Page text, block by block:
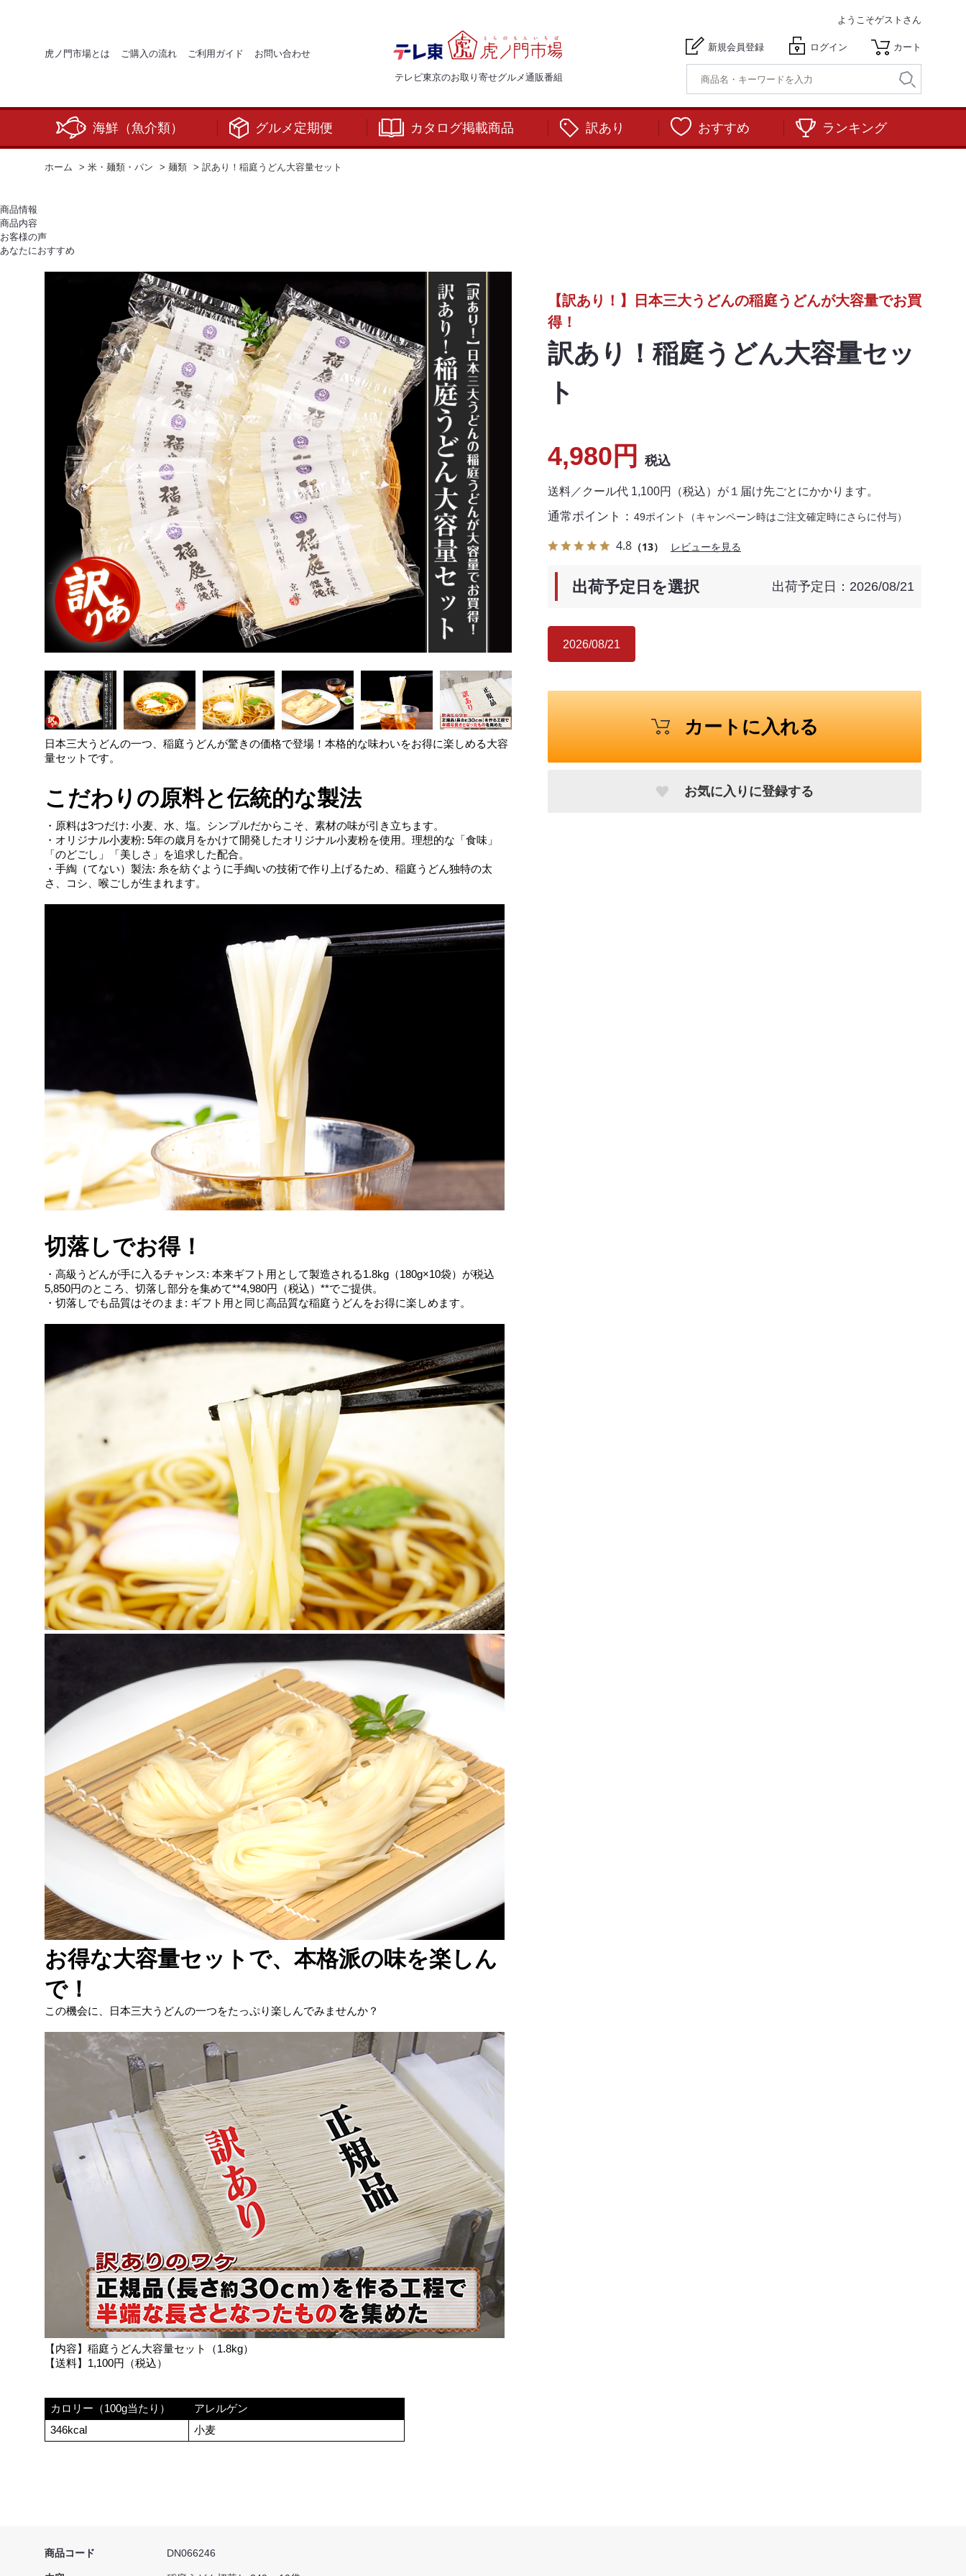
虎ノ門市場とは ご購入の流れ ご利用ガイド お問い合わせ
テレビ東京のお取り寄せグルメ通販番組
ようこそゲストさん
新規会員登録 ログイン カート
海鮮（魚介類） グルメ定期便 カタログ掲載商品 訳あり おすすめ ランキング
ホーム > 米・麺類・パン > 麺類 > 訳あり！稲庭うどん大容量セット
商品情報
商品内容
お客様の声
あなたにおすすめ
日本三大うどんの一つ、 稲庭うどんが驚きの価格で登場！本格的な味わいをお得に楽しめる大容
量セットです。
こだわりの原料と伝統的な製法
・原料は3つだけ: 小麦、水、塩。シンプルだからこそ、素材の味が引き立ちます。
・オリジナル小麦粉: 5年の歳月をかけて開発したオリジナル小麦粉を使用。理想的な「食味」
「のどごし」「美しさ」を追求した配合。
・手綯（てない）製法: 糸を紡ぐように手綯いの技術で作り上げるため、稲庭うどん独特の太
さ、コシ、喉ごしが生まれます。
切落しでお得！
・高級うどんが手に入るチャンス: 本来ギフト用として製造される1.8kg（180g×10袋）が税込
5,850円のところ、切落し部分を集めて**4,980円（税込）**でご提供。
・切落しでも品質はそのまま: ギフト用と同じ高品質な稲庭うどんをお得に楽しめます。
お得な大容量セットで、本格派の味を楽しん
で！
この機会に、日本三大うどんの一つをたっぷり楽しんでみませんか？
【内容】稲庭うどん大容量セット（1.8kg）
【送料】1,100円（税込）
カロリー（100g当たり）
アレルゲン
346kcal
小麦
【訳あり！】日本三大うどんの稲庭うどんが大容量でお買
得！
訳あり！稲庭うどん大容量セッ
ト
4,980円 税込
送料／クール代 1,100円（税込）が１届け先ごとにかかります。
通常ポイント： 49ポイント（キャンペーン時はご注文確定時にさらに付与）
4.8 （13） レビューを見る
出荷予定日を選択 出荷予定日：2026/08/21
2026/08/21
カートに入れる
お気に入りに登録する
商品コード DN066246